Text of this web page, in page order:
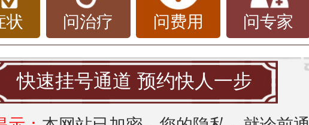
状 问治疗 问费用 问专家
快速挂号通道 预约快人一步